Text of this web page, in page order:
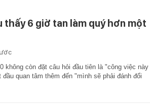
thấy 6 giờ tan làm quý hơn một
không còn đặt câu hỏi đầu tiên là "công việc này
đầu quan tâm thêm đến "mình sẽ phải đánh đổi